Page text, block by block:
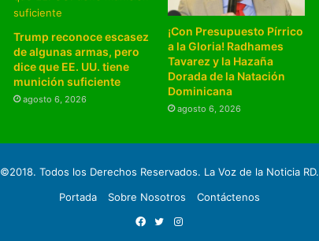
Trump reconoce escasez
de algunas armas, pero
dice que EE. UU. tiene
munición suficiente
agosto 6, 2026
¡Con Presupuesto Pírrico
a la Gloria! Radhames
Tavarez y la Hazaña
Dorada de la Natación
Dominicana
agosto 6, 2026
©2018. Todos los Derechos Reservados. La Voz de la Noticia RD.
Portada
Sobre Nosotros
Contáctenos
Facebook
TwitterInstagram